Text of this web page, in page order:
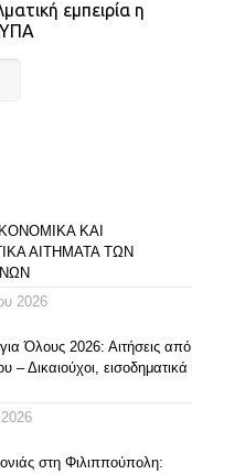
εμπειρία η
ΚΑΙ
ΑΙΤΗΜΑΤΑ ΤΩΝ
2026
Όλους 2026: Αιτήσεις από
– Δικαιούχοι, εισοδηματικά
2026
στη Φιλιππούπολη: